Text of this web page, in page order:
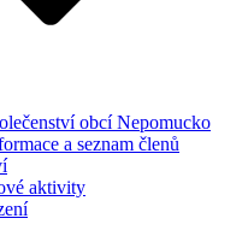
obcí Nepomucko
a seznam členů
aktivity